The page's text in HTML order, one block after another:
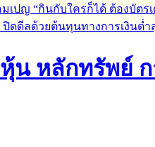
เปญ “กินกับใครก็ได้ ต้องบัตร
ปิดดีลด้วยต้นทุนทางการเงินต่